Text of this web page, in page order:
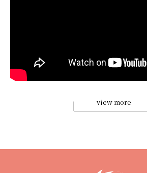
view more